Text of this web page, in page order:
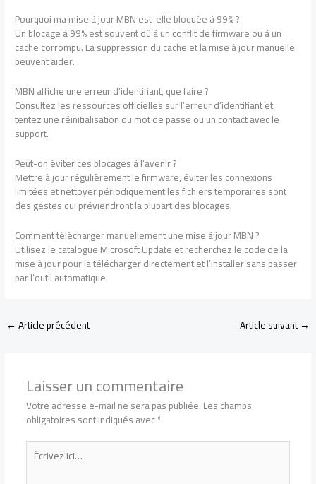
Pourquoi ma mise à jour MBN est-elle bloquée à 99% ?
Un blocage à 99% est souvent dû à un conflit de firmware ou à un
cache corrompu. La suppression du cache et la mise à jour manuelle
peuvent aider.
MBN affiche une erreur d’identifiant, que faire ?
Consultez les ressources officielles sur l’erreur d’identifiant et
tentez une réinitialisation du mot de passe ou un contact avec le
support.
Peut-on éviter ces blocages à l’avenir ?
Mettre à jour régulièrement le firmware, éviter les connexions
limitées et nettoyer périodiquement les fichiers temporaires sont
des gestes qui préviendront la plupart des blocages.
Comment télécharger manuellement une mise à jour MBN ?
Utilisez le catalogue Microsoft Update et recherchez le code de la
mise à jour pour la télécharger directement et l’installer sans passer
par l’outil automatique.
←Article précédent Article suivant→
Laisser un commentaire
Votre adresse e-mail ne sera pas publiée.Les champs
obligatoires sont indiqués avec*
Écrivez
ici…